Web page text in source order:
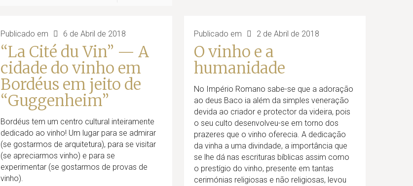
Publicado em 6 de Abril de 2018
“La Cité du Vin” — A
cidade do vinho em
Bordéus em jeito de
“Guggenheim”
Bordéus tem um centro cultural inteiramente
dedicado ao vinho! Um lugar para se admirar
(se gostarmos de arquitetura), para se visitar
(se apreciarmos vinho) e para se
experimentar (se gostarmos de provas de
vinho).
Publicado em 2 de Abril de 2018
O vinho e a
humanidade
No Império Romano sabe-se que a adoração
ao deus Baco ia além da simples veneração
devida ao criador e protector da videira, pois
o seu culto desenvolveu-se em torno dos
prazeres que o vinho oferecia. A dedicação
da vinha a uma divindade, a importância que
se lhe dá nas escrituras bíblicas assim como
o prestígio do vinho, presente em tantas
cerimónias religiosas e não religiosas, levou